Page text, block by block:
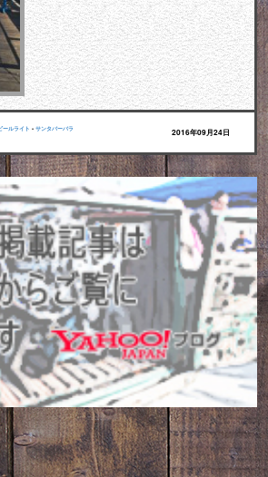
ールライト • サンタバーバラ 2016年09月24日